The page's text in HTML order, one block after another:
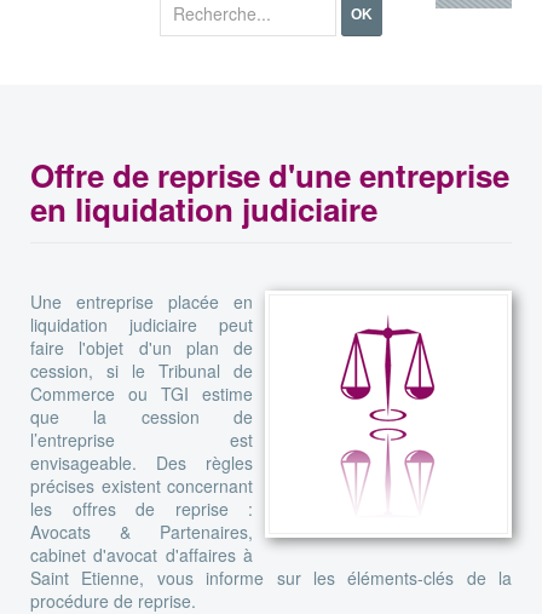
OK
Offre de reprise d'une entreprise
en liquidation judiciaire
Une entreprise placée en
liquidation judiciaire peut
faire l'objet d'un plan de
cession, si le Tribunal de
Commerce ou TGI estime
que la cession de
l’entreprise est
envisageable. Des règles
précises existent concernant
les offres de reprise :
Avocats & Partenaires,
cabinet d'avocat d'affaires à
Saint Etienne, vous informe sur les éléments-clés de la
procédure de reprise.